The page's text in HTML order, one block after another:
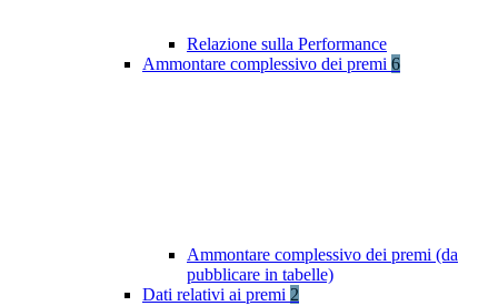
Relazione sulla Performance
Ammontare complessivo dei premi 6
Ammontare complessivo dei premi (da
pubblicare in tabelle)
Dati relativi ai premi 2